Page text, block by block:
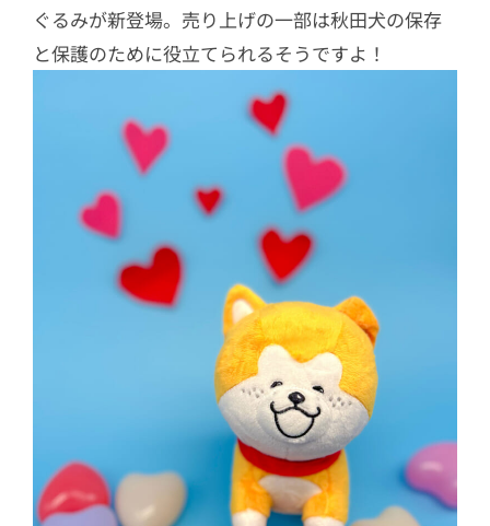
ぐるみが新登場。売り上げの一部は秋田犬の保存
と保護のために役立てられるそうですよ！